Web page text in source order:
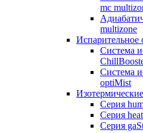
mc
multizone
Испарительное
Система
Система
optiMist
Серия
Серия
Серия